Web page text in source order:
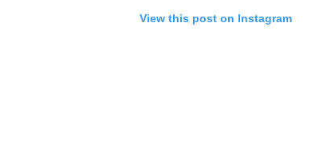
View this post on Instagram